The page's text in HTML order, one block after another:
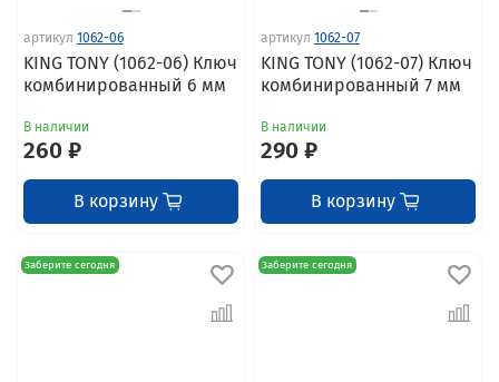
артикул 1062-06
KING TONY (1062-06) Ключ
комбинированный 6 мм
В наличии
260 ₽
В корзину
артикул 1062-07
KING TONY (1062-07) Ключ
комбинированный 7 мм
В наличии
290 ₽
В корзину
Заберите сегодня Заберите сегодня